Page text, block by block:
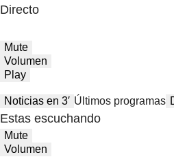
Directo
Mute
Volumen
Play
Noticias en 3′ Últimos programas
Estas escuchando
Mute
Volumen